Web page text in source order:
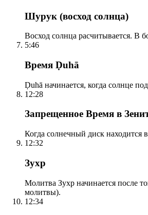
Шурук (восход солнца)
Восход солнца расчитывается. В
5:46
Время Ḍuhā
Ḍuhā начинается, когда солнце
12:28
Запрещенное Время в
Когда солнечный диск находится
12:32
Зухр
Молитва Зухр начинается после
молитвы).
12:34